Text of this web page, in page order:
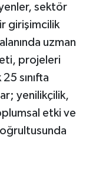
sektör
girişimcilik
uzman
projeleri
sınıfta
yenilikçilik,
etki ve